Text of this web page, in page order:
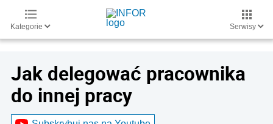
Kategorie Serwisy
Jak delegować pracownika
do innej pracy